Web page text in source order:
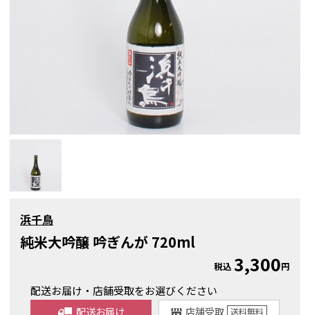
浜千鳥
純米大吟醸 吟ぎんが 720ml
税込3,300円
配送お届け・店舗受取をお選びください
配送お届け 店舗受取 送料無料